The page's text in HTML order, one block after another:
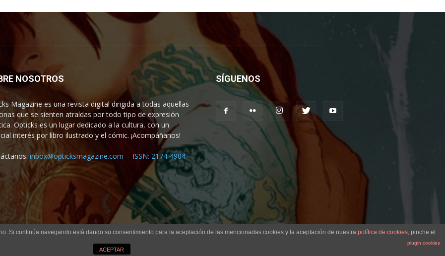
NOSOTROS
Magazine es una revista digital dirigida a todas aquellas
que se sienten atraídas por todo tipo de expresión
Opticks es un lugar dedicado a la cultura, con un
interés por libro ilustrado y el cómic. ¡Acompáñanos!
inbox@opticksmagazine.com -- ISSN: 2174-4904
SÍGUENOS
Si continúa navegando está dando su consentimiento para la aceptación de las mencionadas cookies y la aceptación de nuestra política de cookies, pinche el
plugin cookies
ACEPTAR